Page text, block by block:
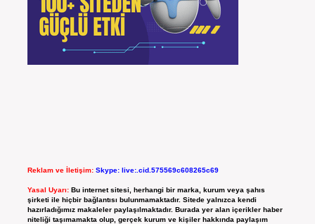
Reklam ve İletişim: Skype: live:.cid.575569c608265c69
Yasal Uyarı: Bu internet sitesi, herhangi bir marka, kurum veya şahıs
şirketi ile hiçbir bağlantısı bulunmamaktadır. Sitede yalnızca kendi
hazırladığımız makaleler paylaşılmaktadır. Burada yer alan içerikler haber
niteliği taşımamakta olup, gerçek kurum ve kişiler hakkında paylaşım